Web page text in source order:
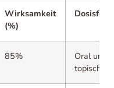
Wirksamkeit
(%)
Dosisform
85%
Oral und
topisch